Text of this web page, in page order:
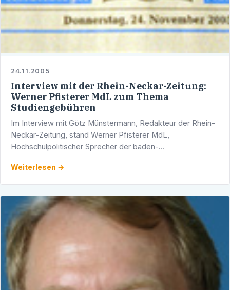
24.11.2005
Interview mit der Rhein-Neckar-Zeitung:
Werner Pfisterer MdL zum Thema
Studiengebühren
Im Interview mit Götz Münstermann, Redakteur der Rhein-
Neckar-Zeitung, stand Werner Pfisterer MdL,
Hochschulpolitischer Sprecher der baden-
Vorsitzender des AK VIII, Rede und …
Weiterlesen →